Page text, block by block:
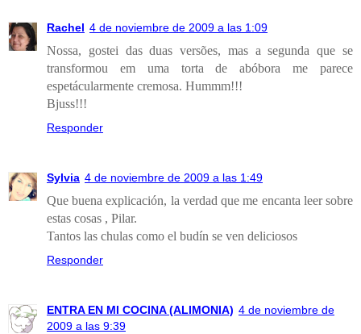
Rachel 4 de noviembre de 2009 a las 1:09
Nossa, gostei das duas versões, mas a segunda que se
transformou em uma torta de abóbora me parece
espetácularmente cremosa. Hummm!!!
Bjuss!!!
Responder
Sylvia 4 de noviembre de 2009 a las 1:49
Que buena explicación, la verdad que me encanta leer sobre
estas cosas , Pilar.
Tantos las chulas como el budín se ven deliciosos
Responder
ENTRA EN MI COCINA (ALIMONIA) 4 de noviembre de
2009 a las 9:39